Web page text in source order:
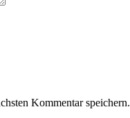
Kommentar speichern.